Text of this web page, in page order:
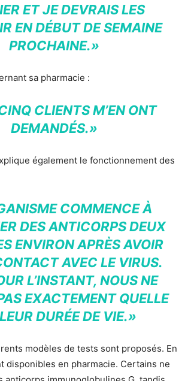
ET JE DEVRAIS LES
EN DÉBUT DE SEMAINE
PROCHAINE.»
sa pharmacie :
CLIENTS M’EN ONT
DEMANDÉS.»
également le fonctionnement des
COMMENCE À
DES ANTICORPS DEUX
ENVIRON APRÈS AVOIR
AVEC LE VIRUS.
L’INSTANT, NOUS NE
EXACTEMENT QUELLE
DURÉE DE VIE.»
modèles de tests sont proposés. En
disponibles en pharmacie. Certains ne